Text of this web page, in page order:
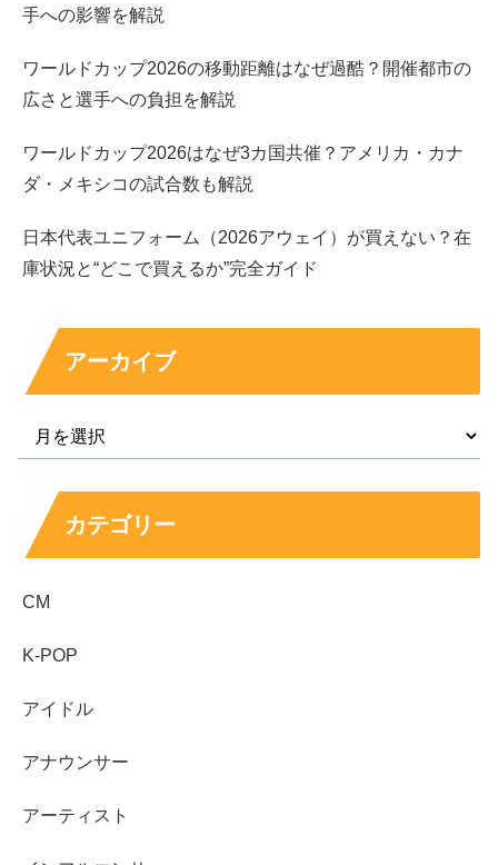
こ、この画像は！
もしや荒井つかささんは
と、思いきや、撮影会で着用したウェディングドレスだっ
たようです。
調べてみましたが、荒井つかささんが
情報や報道はなく、インスタグラムの画像でも左手の薬指
手への影響を解説
ワールドカップ2026の移動距離はなぜ過酷？開催都市の
広さと選手への負担を解説
ワールドカップ2026はなぜ3カ国共催？アメリカ・カナ
ダ・メキシコの試合数も解説
日本代表ユニフォーム（2026アウェイ）が買えない？在
庫状況と“どこで買えるか”完全ガイド
アーカイブ
カテゴリー
CM
K-POP
アイドル
アナウンサー
アーティスト